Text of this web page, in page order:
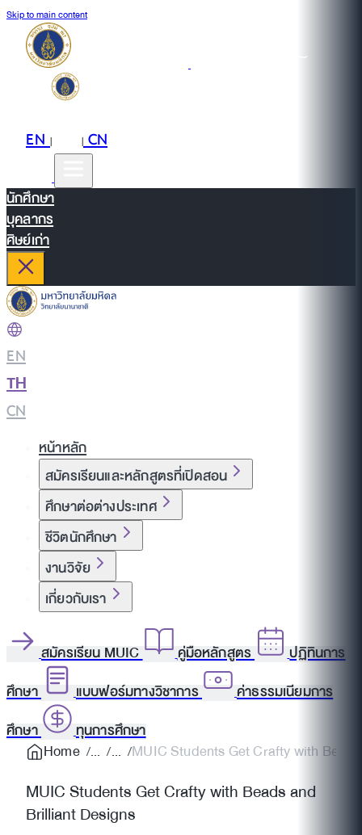
Skip to main content
EN| |CN
นักศึกษา
บุคลากร
ศิษย์เก่า
EN
TH
CN
หน้าหลัก
สมัครเรียนและหลักสูตรที่เปิดสอน
ศึกษาต่อต่างประเทศ
ชีวิตนักศึกษา
งานวิจัย
เกี่ยวกับเรา
สมัครเรียน MUIC คู่มือหลักสูตร
ปฏิทินการ
ศึกษา
แบบฟอร์มทางวิชาการ
ค่าธรรมเนียมการ
ศึกษา
ทุนการศึกษา
Home
MUIC Students Get Crafty with
MUIC Students Get Crafty with Beads and
Brilliant Designs